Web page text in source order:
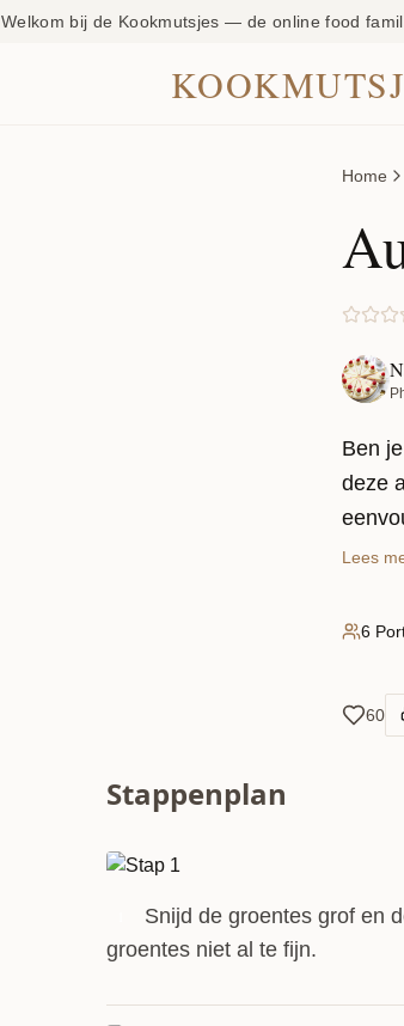
Welkom bij de Kookmutsjes — de online food
Home
Ben
deze
Lees
6
60
Stappenplan
Snijd de groentes grof en
groentes niet al te fijn.